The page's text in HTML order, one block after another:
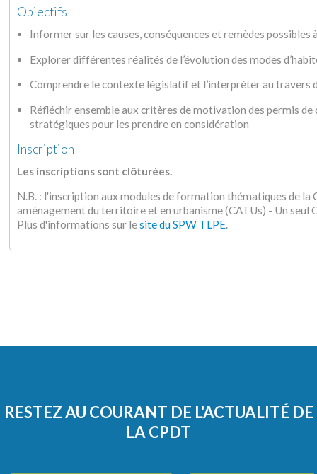
Objectifs
Informer sur les causes, conséquences et remèdes
Explorer différentes réalités de l’évolution des modes
Comprendre le contexte législatif et l’interpréter au travers
Réfléchir ensemble aux critères de motivation des permis
stratégiques pour les prendre en considération
Inscription
Les inscriptions sont clôturées.
N.B. : l'inscription aux modules de formation thématiques de la
aménagement du territoire et en urbanisme (CATUs) - Un seul
Plus d'informations sur lesite du SPW TLPE.
RESTEZ AU COURANT DE L'ACTUALITÉ DE
LA CPDT